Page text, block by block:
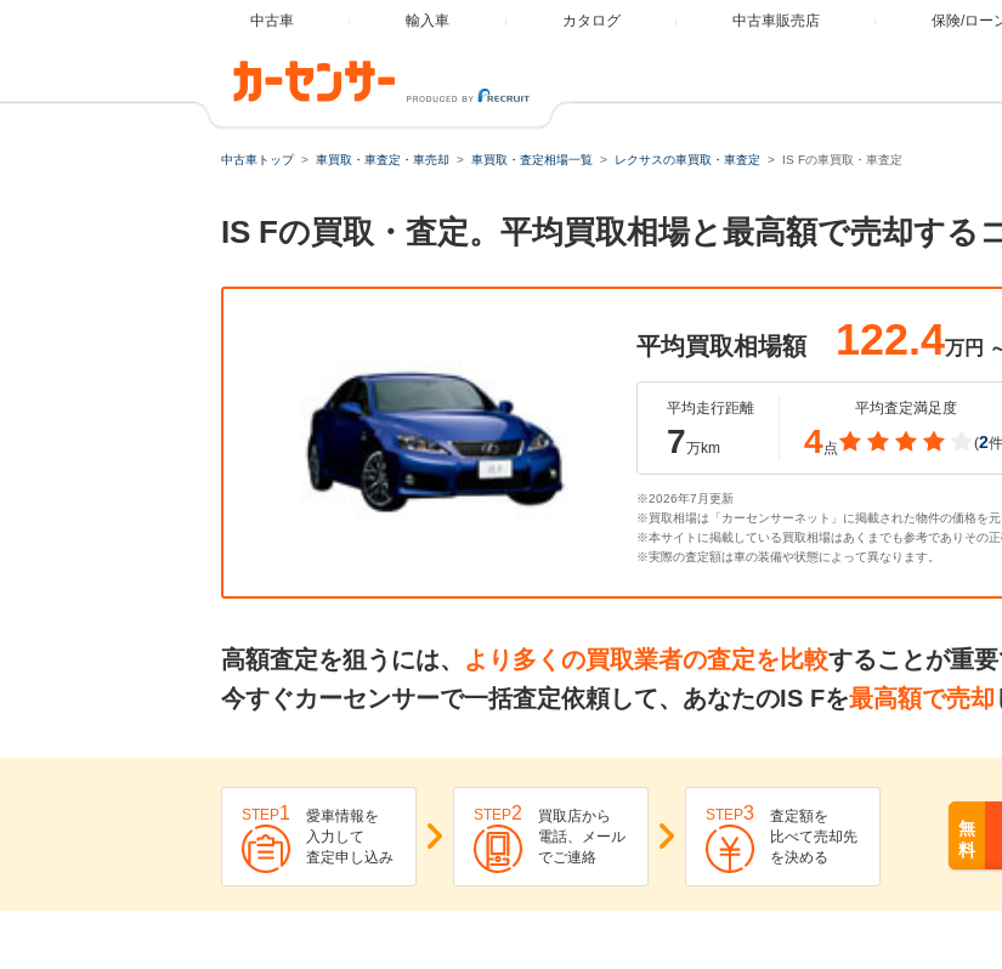
中古車 輸入車 カタログ 中古車販売店 保険/ロー
中古車トップ 車買取・車査定・車売却 車買取・査定相場一覧 レクサスの車買取・車査定 IS Fの車買取・車査定
IS Fの買取・査定。平均買取相場と最高額で売却する
平均買取相場額 122.4万円
平均走行距離
7万km
平均査定満足度
4点 (2
※2026年7月更新
※買取相場は「カーセンサーネット」に掲載された物件の価格を
※本サイトに掲載している買取相場はあくまでも参考でありその
※実際の査定額は車の装備や状態によって異なります。
高額査定を狙うには、 より多くの買取業者の査定を比較することが重要
今すぐカーセンサーで一括査定依頼して、あなたのIS Fを最高額で売却
STEP1
愛車情報を
入力して
査定申し込み
STEP2
買取店から
電話、メール
でご連絡
STEP3
査定額を
比べて売却先
を決める
無
料